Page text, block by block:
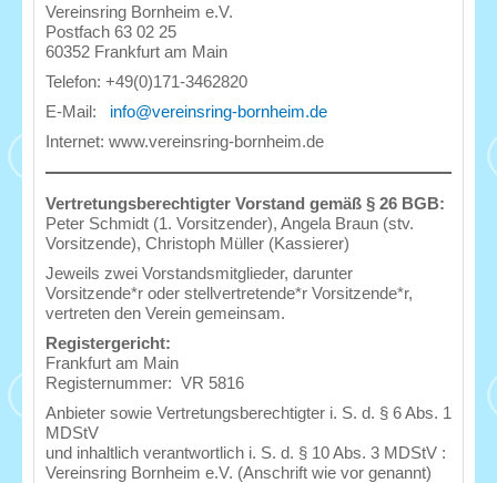
Vereinsring Bornheim e.V.
Postfach 63 02 25
60352 Frankfurt am Main
Telefon: +49(0)171-3462820
E-Mail: info@vereinsring-bornheim.de
Internet: www.vereinsring-bornheim.de
Vertretungsberechtigter Vorstand gemäß § 26 BGB:
Peter Schmidt (1. Vorsitzender), Angela Braun (stv.
Vorsitzende), Christoph Müller (Kassierer)
Jeweils zwei Vorstandsmitglieder, darunter
Vorsitzende*r oder stellvertretende*r Vorsitzende*r,
vertreten den Verein gemeinsam.
Registergericht:
Frankfurt am Main
Registernummer: VR 5816
Anbieter sowie Vertretungsberechtigter i. S. d. § 6 Abs. 1
MDStV
und inhaltlich verantwortlich i. S. d. § 10 Abs. 3 MDStV :
Vereinsring Bornheim e.V. (Anschrift wie vor genannt)